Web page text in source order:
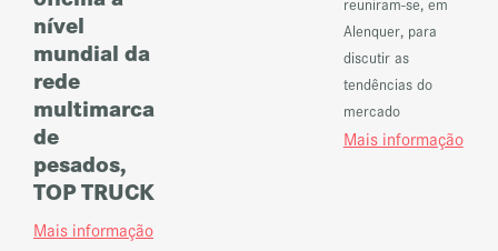
nível
mundial da
rede
multimarca
de
pesados,
TOP TRUCK
Mais informação
reuniram-se, em
Alenquer, para
discutir as
tendências do
mercado
Mais informação